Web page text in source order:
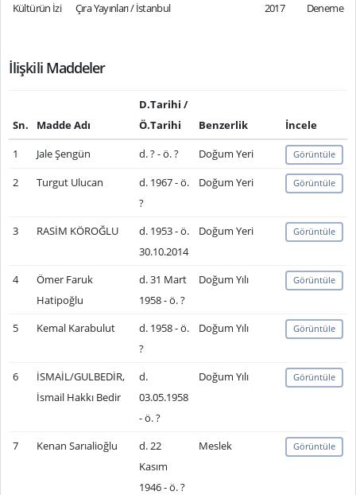
Kültürün İzi Çıra Yayınları / İstanbul 2017 Deneme
İlişkili Maddeler
Sn. Madde Adı
D.Tarihi /
Ö.Tarihi
Benzerlik
İncele
1
Jale Şengün d. ? - ö. ? Doğum Yeri Görüntüle
2 Turgut Ulucan
d. 1967 - ö.
?
Doğum Yeri Görüntüle
3 RASİM KÖROĞLU
d. 1953 - ö.
30.10.2014
Doğum Yeri Görüntüle
4
Ömer Faruk
Hatipoğlu
d. 31 Mart
1958 - ö. ?
Doğum Yılı Görüntüle
5 Kemal Karabulut
d. 1958 - ö.
?
Doğum Yılı Görüntüle
6
İSMAİL/GULBEDİR,
İsmail Hakkı Bedir
d.
03.05.1958
- ö. ?
Doğum Yılı Görüntüle
7 Kenan Sarıalioğlu
d. 22
Kasım
1946 - ö. ?
Meslek Görüntüle